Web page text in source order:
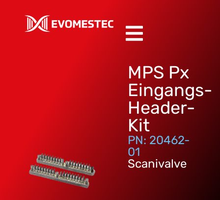
MPS Px
Eingangs-
Header-
Kit
PN: 20462-
01
Scanivalve